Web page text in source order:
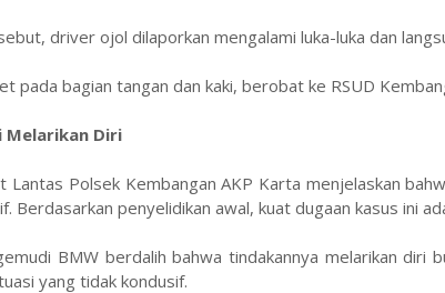
driver ojol dilaporkan mengalami luka-luka dan
pada bagian tangan dan kaki, berobat ke RSUD
Melarikan Diri
Lantas Polsek Kembangan AKP Karta menjelaskan
Berdasarkan penyelidikan awal, kuat dugaan kasus ini
BMW berdalih bahwa tindakannya melarikan diri
yang tidak kondusif.